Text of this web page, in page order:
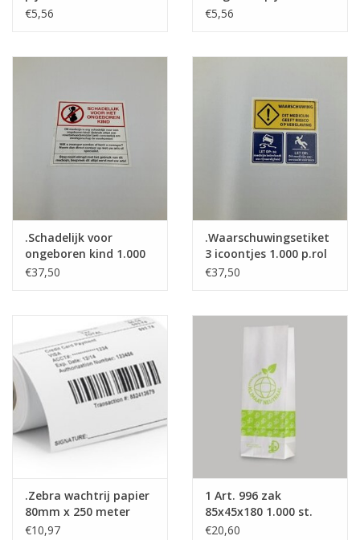
1.000 p.rol
€5,56
40x20mm 1.000 p.rol
€5,56
.Schadelijk voor
ongeboren kind 1.000
p.rol
€37,50
.Waarschuwingsetiket
3 icoontjes 1.000 p.rol
€37,50
.Zebra wachtrij papier
80mm x 250 meter
€10,97
1 Art. 996 zak
85x45x180 1.000 st.
€20,60